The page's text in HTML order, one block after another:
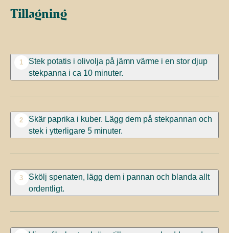
Tillagning
1
Stek potatis i olivolja på jämn värme i en stor djup
stekpanna i ca 10 minuter.
2
Skär paprika i kuber. Lägg dem på stekpannan och
stek i ytterligare 5 minuter.
3
Skölj spenaten, lägg dem i pannan och blanda allt
ordentligt.